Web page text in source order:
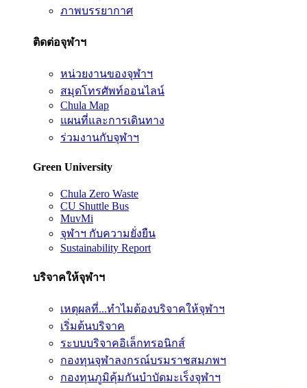
ภาพบรรยากาศ
ติดต่อจุฬาฯ
หน่วยงานของจุฬาฯ
สมุดโทรศัพท์ออนไลน์
Chula Map
แผนที่และการเดินทาง
ร่วมงานกับจุฬาฯ
Green University
Chula Zero Waste
CU Shuttle Bus
MuvMi
จุฬาฯ กับความยั่งยืน
Sustainability Report
บริจาคให้จุฬาฯ
เหตุผลที่...ทำไมต้องบริจาคให้จุฬาฯ
เริ่มต้นบริจาค
ระบบบริจาคอิเล็กทรอนิกส์
กองทุนจุฬาลงกรณ์บรมราชสมภพฯ
กองทุนภูมิคุ้มกันบำบัดมะเร็งจุฬาฯ